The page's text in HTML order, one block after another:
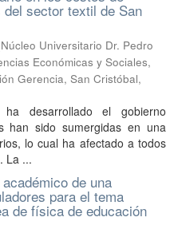
sector textil de San
Núcleo Universitario Dr. Pedro
Económicas y Sociales,
Gerencia, San Cristóbal,
desarrollado el gobierno
han sido sumergidas en una
lo cual ha afectado a todos
La ...
de una
para el tema
de física de educación